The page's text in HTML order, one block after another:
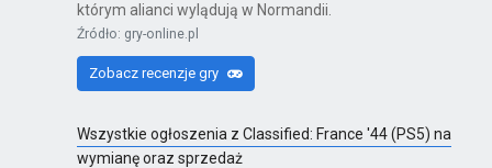
którym alianci wylądują w Normandii.
Źródło: gry-online.pl
Zobacz recenzje gry
Wszystkie ogłoszenia z Classified: France '44 (PS5) na
wymianę oraz sprzedaż